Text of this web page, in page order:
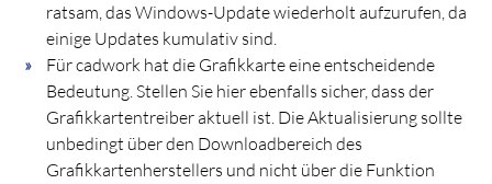
ratsam, das Windows-Update wiederholt aufzurufen, da
einige Updates kumulativ sind.
Für cadwork hat die Grafikkarte eine entscheidende
Bedeutung. Stellen Sie hier ebenfalls sicher, dass der
Grafikkartentreiber aktuell ist. Die Aktualisierung sollte
unbedingt über den Downloadbereich des
Grafikkartenherstellers und nicht über die Funktion